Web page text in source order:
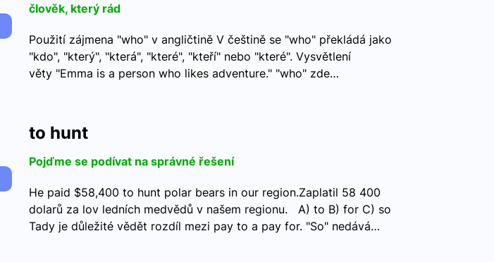
člověk, který rád
Použití zájmena "who" v angličtině V češtině se "who" překládá jako
"kdo", "který", "která", "které", "kteří" nebo "které". Vysvětlení
věty "Emma is a person who likes adventure." "who" zde…
to hunt
Pojďme se podívat na správné řešení
He paid $58,400 to hunt polar bears in our region.Zaplatil 58 400
dolarů za lov ledních medvědů v našem regionu. A) to B) for C) so
Tady je důležité vědět rozdíl mezi pay to a pay for. "So" nedává…